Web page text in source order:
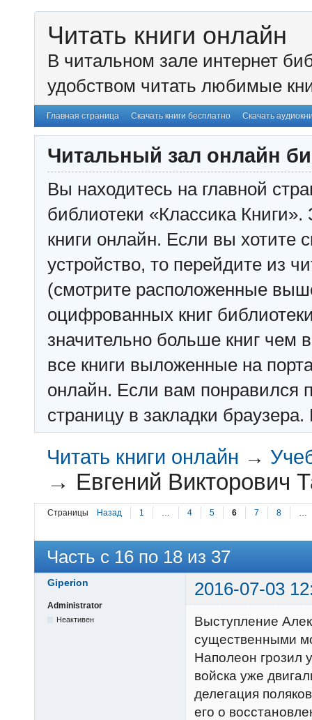
Читать книги онлайн
В читальном зале интернет
удобством читать любимые
Главная страница Скачать книги бесплатно Скачать
Читальный зал онлайн
Вы находитесь на главной
библиотеки «Классика
книги онлайн. Если вы хотите
устройство, то перейдите из
(смотрите расположенные
оцифрованных книг
значительно больше книг чем
все книги выложенные на
онлайн. Если вам понравился
страницу в закладки
Читать книги онлайн →
→ Евгений Викторович
Страницы Назад 1 … 4 5 6 7 8 …
Часть с 16 по 18 из 37
Giperion 2016-07-03
Administrator
Неактивен
Выступление
существенными
Наполеон грозил
войска уже
делегация
его о